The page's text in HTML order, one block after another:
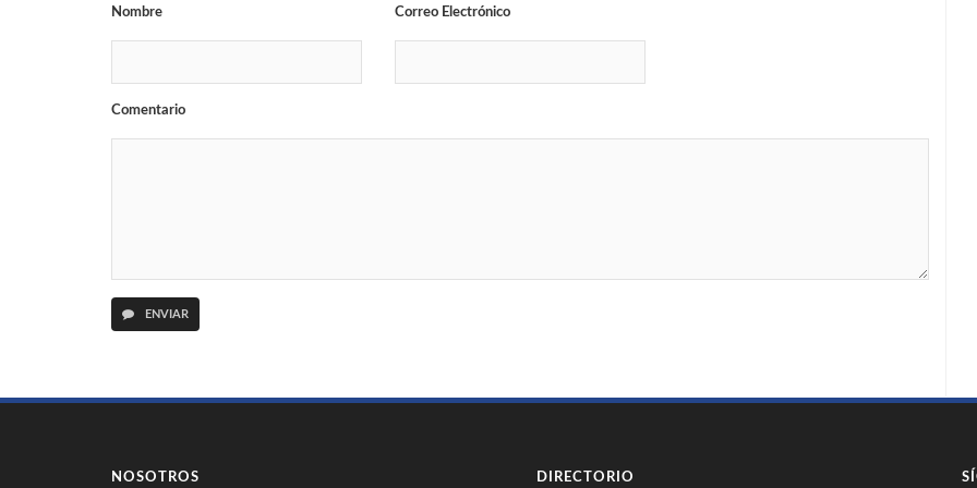
Nombre Correo Electrónico
Comentario
ENVIAR
NOSOTROS DIRECTORIO